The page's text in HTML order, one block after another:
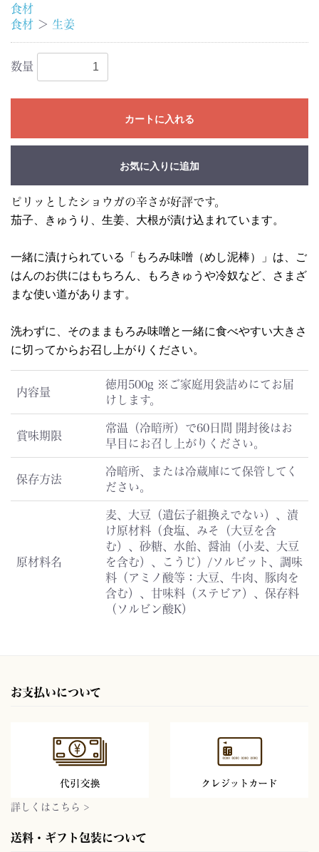
食材
食材 ＞ 生姜
数量
カートに入れる
お気に入りに追加
ピリッとしたショウガの辛さが好評です。
茄子、きゅうり、生姜、大根が漬け込まれています。
一緒に漬けられている「もろみ味噌（めし泥棒）」は、ご
はんのお供にはもちろん、もろきゅうや冷奴など、さまざ
まな使い道があります。
洗わずに、そのままもろみ味噌と一緒に食べやすい大きさ
に切ってからお召し上がりください。
内容量
徳用500g ※ご家庭用袋詰めにてお届
けします。
賞味期限
常温（冷暗所）で60日間 開封後はお
早目にお召し上がりください。
保存方法
冷暗所、または冷蔵庫にて保管してく
ださい。
原材料名
麦、大豆（遺伝子組換えでない）、漬
け原材料（食塩、みそ（大豆を含
む）、砂糖、水飴、醤油（小麦、大豆
を含む）、こうじ）/ソルビット、調味
料（アミノ酸等：大豆、牛肉、豚肉を
含む）、甘味料（ステビア）、保存料
（ソルビン酸K）
お支払いについて
詳しくはこちら >
送料・ギフト包装について